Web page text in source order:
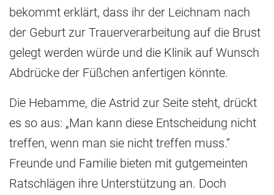
bekommt erklärt, dass ihr der Leichnam nach
der Geburt zur Trauerverarbeitung auf die Brust
gelegt werden würde und die Klinik auf Wunsch
Abdrücke der Füßchen anfertigen könnte.
Die Hebamme, die Astrid zur Seite steht, drückt
es so aus: „Man kann diese Entscheidung nicht
treffen, wenn man sie nicht treffen muss.“
Freunde und Familie bieten mit gutgemeinten
Ratschlägen ihre Unterstützung an. Doch